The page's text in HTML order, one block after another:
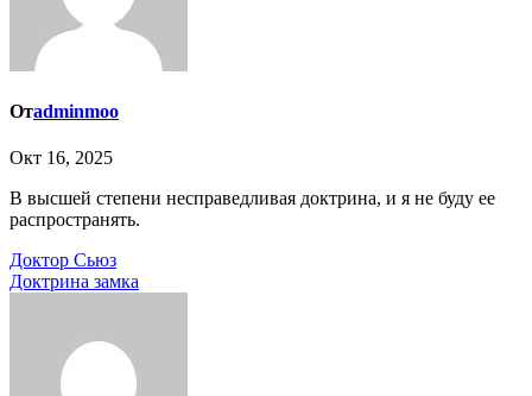
Отadminmoo
Окт 16, 2025
В высшей степени несправедливая доктрина, и я не буду ее
распространять.
Навигация
по
Доктор Сьюз
Доктрина замка